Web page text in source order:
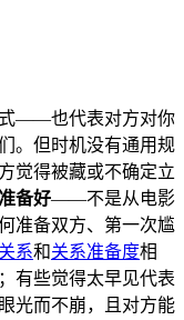
式——也代表对方对你
。但时机没有通用规
觉得被藏或不确定立
备好——不是从电影
准备双方、第一次尴
系和关系准备度相
有些觉得太早见代表
光而不崩，且对方能